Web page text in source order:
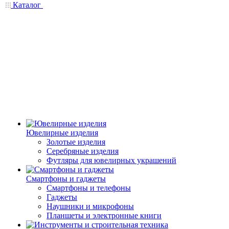
Каталог
Ювелирные изделия
Золотые изделия
Серебряные изделия
Футляры для ювелирных украшений
Смартфоны и гаджеты
Смартфоны и телефоны
Гаджеты
Наушники и микрофоны
Планшеты и электронные книги